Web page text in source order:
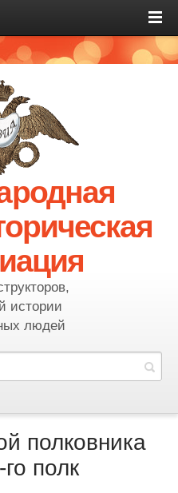
истории
людей
полковника
полк